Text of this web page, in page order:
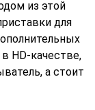
из этой
для
HD-качестве,
а стоит